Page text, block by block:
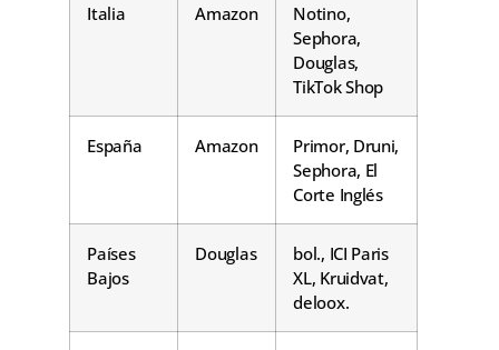
Italia Amazon
Notino,
Sephora,
Douglas,
TikTok Shop
España Amazon
Primor, Druni,
Sephora, El
Corte Inglés
Países
Bajos
Douglas
bol., ICI Paris
XL, Kruidvat,
deloox.